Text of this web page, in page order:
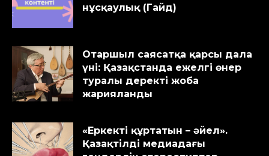
нұсқаулық (Гайд)
Отаршыл саясатқа қарсы дала
үні: Қазақстанда ежелгі өнер
туралы деректі жоба
жарияланды
«Еркекті құртатын – әйел».
Қазақтілді медиадағы